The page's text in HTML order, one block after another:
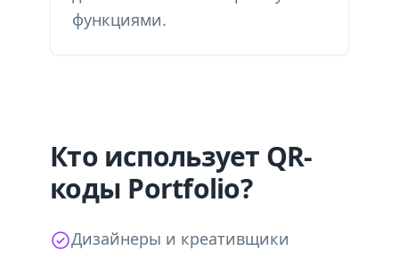
функциями.
Кто использует QR-
коды Portfolio?
Дизайнеры и креативщики